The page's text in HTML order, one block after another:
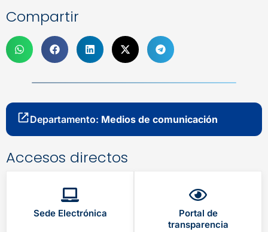
Compartir
Departamento: Medios de comunicación
Accesos directos
Sede Electrónica
Portal de
transparencia